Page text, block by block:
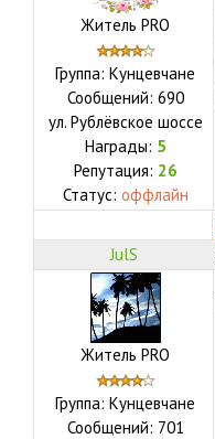
Житель PRO
Группа: Кунцевчане
Сообщений: 690
ул. Рублёвское шоссе
Награды: 5
Репутация: 26
Статус: оффлайн
JulS
Житель PRO
Группа: Кунцевчане
Сообщений: 701